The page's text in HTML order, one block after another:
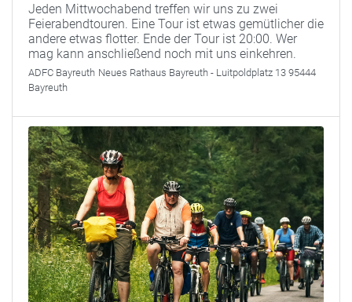
Jeden Mittwochabend treffen wir uns zu zwei
Feierabendtouren. Eine Tour ist etwas gemütlicher die
andere etwas flotter. Ende der Tour ist 20:00. Wer
mag kann anschließend noch mit uns einkehren.
ADFC Bayreuth Neues Rathaus Bayreuth - Luitpoldplatz 13 95444
Bayreuth